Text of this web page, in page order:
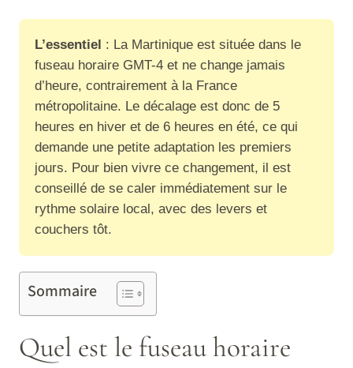
L’essentiel : La Martinique est située dans le
fuseau horaire GMT-4 et ne change jamais
d’heure, contrairement à la France
métropolitaine. Le décalage est donc de 5
heures en hiver et de 6 heures en été, ce qui
demande une petite adaptation les premiers
jours. Pour bien vivre ce changement, il est
conseillé de se caler immédiatement sur le
rythme solaire local, avec des levers et
couchers tôt.
Sommaire
Quel est le fuseau horaire